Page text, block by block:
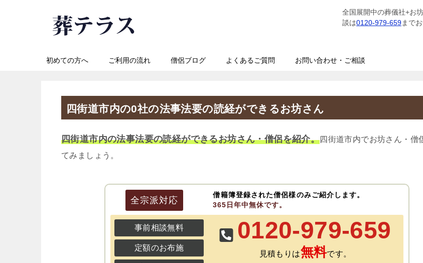
全国展開中の葬儀社+お
談は0120-979-659まで
初めての方へ ご利用の流れ 僧侶ブログ よくあるご質問 お問い合わせ・ご相談
四街道市内の0社の法事法要の読経ができるお坊さん
四街道市内の法事法要の読経ができるお坊さん・僧侶を紹介。四街道市内でお坊さん・僧
てみましょう。
全宗派対応
僧籍簿登録された僧侶様のみご紹介します。
365日年中無休です。
事前相談無料
定額のお布施
0120-979-659
見積もりは無料です。